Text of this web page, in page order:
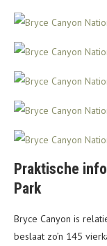
Praktische
Park
Bryce Canyon is
beslaat zo’n 145